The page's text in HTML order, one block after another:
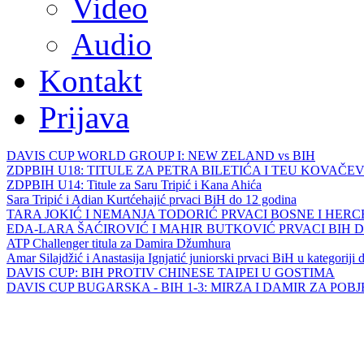
Video
Audio
Kontakt
Prijava
DAVIS CUP WORLD GROUP I: NEW ZELAND vs BIH
ZDPBIH U18: TITULE ZA PETRA BILETIĆA I TEU
ZDPBIH U14: Titule za Saru Tripić i Kana Ahića
Sara Tripić i Adian Kurtćehajić prvaci BiH do 12 godina
TARA JOKIĆ I NEMANJA TODORIĆ PRVACI BOSNE I
EDA-LARA ŠAĆIROVIĆ I MAHIR BUTKOVIĆ PRVACI BIH
ATP Challenger titula za Damira Džumhura
Amar Silajdžić i Anastasija Ignjatić juniorski prvaci BiH u kategoriji
DAVIS CUP: BIH PROTIV CHINESE TAIPEI U GOSTIMA
DAVIS CUP BUGARSKA - BIH 1-3: MIRZA I DAMIR ZA